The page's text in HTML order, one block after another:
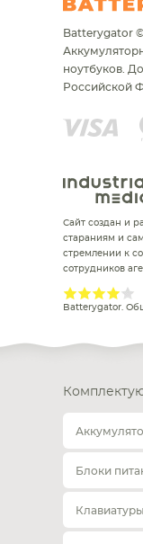
Batterygator
ноутбуков.
Российской
Сайт создан и
стараниям и
стремлении к
сотрудников
Batterygator.
Блоки
Клавиатуры